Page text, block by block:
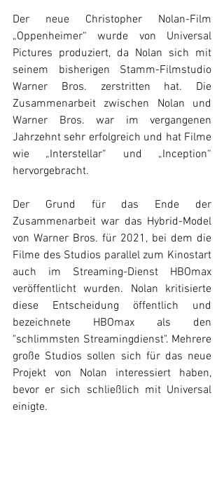
Der neue Christopher Nolan-Film
„Oppenheimer“ wurde von Universal
Pictures produziert, da Nolan sich mit
seinem bisherigen Stamm-Filmstudio
Warner Bros. zerstritten hat. Die
Zusammenarbeit zwischen Nolan und
Warner Bros. war im vergangenen
Jahrzehnt sehr erfolgreich und hat Filme
wie „Interstellar“ und „Inception“
hervorgebracht.
Der Grund für das Ende der
Zusammenarbeit war das Hybrid-Model
von Warner Bros. für 2021, bei dem die
Filme des Studios parallel zum Kinostart
auch im Streaming-Dienst HBOmax
veröffentlicht wurden. Nolan kritisierte
diese Entscheidung öffentlich und
bezeichnete HBOmax als den
"schlimmsten Streamingdienst". Mehrere
große Studios sollen sich für das neue
Projekt von Nolan interessiert haben,
bevor er sich schließlich mit Universal
einigte.